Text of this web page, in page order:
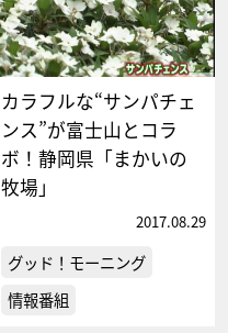
カラフルな“サンパチェ
ンス”が富士山とコラ
ボ！静岡県「まかいの
牧場」
2017.08.29
グッド！モーニング
情報番組